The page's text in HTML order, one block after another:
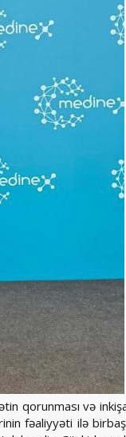
qorunması və
fəaliyyəti ilə